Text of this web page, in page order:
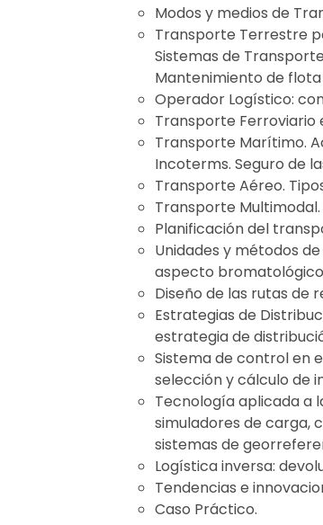
Modos y medios de
Transporte Terrestre
Sistemas de
Mantenimiento de
Operador Logístico:
Transporte Ferroviario
Transporte Marítimo.
Incoterms. Seguro de
Transporte Aéreo.
Transporte
Planificación del
Unidades y métodos
aspecto
Diseño de las rutas de
Estrategias de
estrategia de
Sistema de control en
selección y cálculo de
Tecnología aplicada a
simuladores de carga,
sistemas de
Logística inversa:
Tendencias e
Caso Práctico.